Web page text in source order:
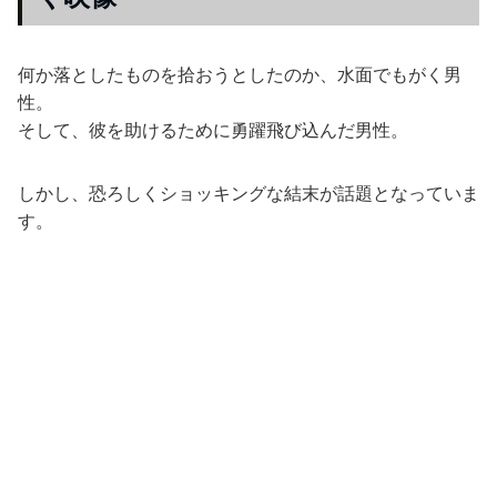
何か落としたものを拾おうとしたのか、水面でもがく男
性。
そして、彼を助けるために勇躍飛び込んだ男性。
しかし、恐ろしくショッキングな結末が話題となっていま
す。